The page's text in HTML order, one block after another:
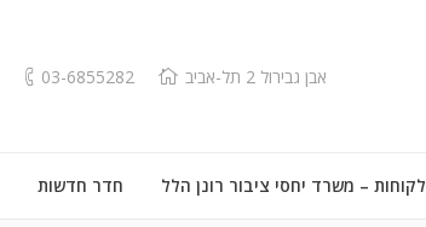
אבן גבירול 2 תל-אביב 03-6855282
לקוחות – משרד יחסי ציבור רונן הלל חדר חדשות